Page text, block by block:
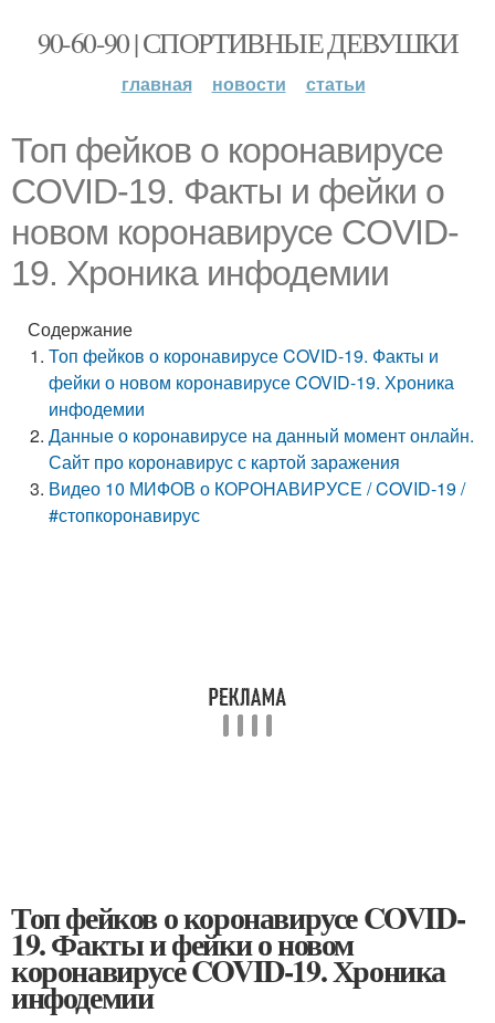
90-60-90 | СПОРТИВНЫЕ ДЕВУШКИ
главная новости статьи
Топ фейков о коронавирусе
COVID-19. Факты и фейки о
новом коронавирусе COVID-
19. Хроника инфодемии
Содержание
Топ фейков о коронавирусе COVID-19. Факты и
фейки о новом коронавирусе COVID-19. Хроника
инфодемии
Данные о коронавирусе на данный момент онлайн.
Сайт про коронавирус с картой заражения
Видео 10 МИФОВ о КОРОНАВИРУСЕ / COVID-19 /
#стопкоронавирус
Топ фейков о коронавирусе COVID-
19. Факты и фейки о новом
коронавирусе COVID-19. Хроника
инфодемии